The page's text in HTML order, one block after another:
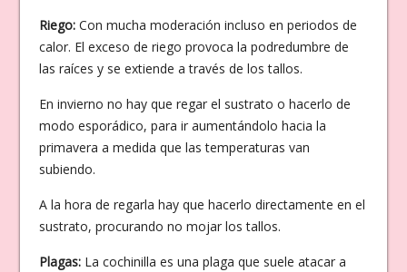
Riego: Con mucha moderación incluso en periodos de
calor. El exceso de riego provoca la podredumbre de
las raíces y se extiende a través de los tallos.
En invierno no hay que regar el sustrato o hacerlo de
modo esporádico, para ir aumentándolo hacia la
primavera a medida que las temperaturas van
subiendo.
A la hora de regarla hay que hacerlo directamente en el
sustrato, procurando no mojar los tallos.
Plagas:La cochinilla es una plaga que suele atacar a